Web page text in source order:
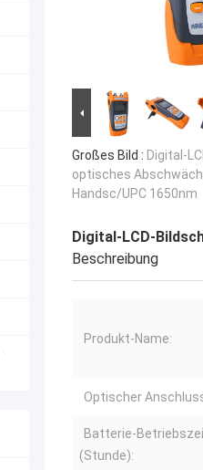
Großes Bild : Digital-
optisches
Handsc/UPC 1650nm
Digital-LCD-
Beschreibung
Produkt-Name:
Optischer
Batterie-
(Stunde):